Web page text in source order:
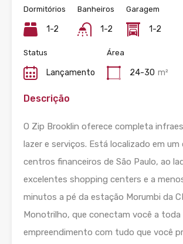
Dormitórios
1-2
Banheiros
1-2
Garagem
1-2
Status
Lançamento
Área
24-30 m²
Descrição
O Zip Brooklin oferece completa
lazer e serviços. Está localizado em
centros financeiros de São Paulo, ao
excelentes shopping centers e a
minutos a pé da estação Morumbi da
Monotrilho, que conectam você a toda
empreendimento com tudo que você